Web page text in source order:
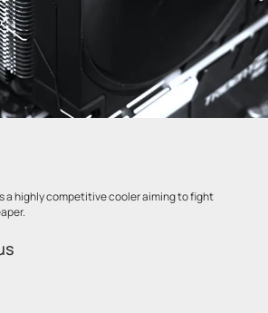
a highly competitive cooler aiming to fight